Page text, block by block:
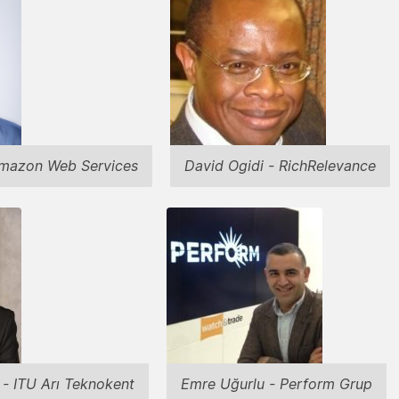
Web Services David Ogidi - RichRelevance
ITU Arı Teknokent Emre Uğurlu - Perform Grup